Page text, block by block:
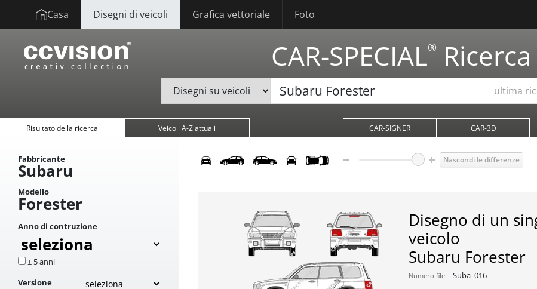
Casa Disegni di veicoli Grafica vettoriale Foto
CAR-SPECIAL® Ricerca
ultima
Risultato della ricerca Veicoli A-Z attuali CAR-SIGNER CAR-3D
Fabbricante
Subaru
Modello
Forester
Anno di contruzione
± 5 anni
Versione
Nascondi le differenze
Disegno di un
veicolo
Subaru Forester
Numero file: Suba_016